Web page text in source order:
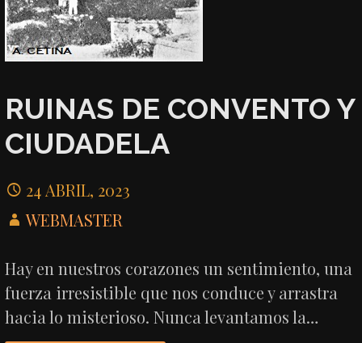
RUINAS DE CONVENTO Y
CIUDADELA
24 ABRIL, 2023
WEBMASTER
Hay en nuestros corazones un sentimiento, una
fuerza irresistible que nos conduce y arrastra
hacia lo misterioso. Nunca levantamos la…